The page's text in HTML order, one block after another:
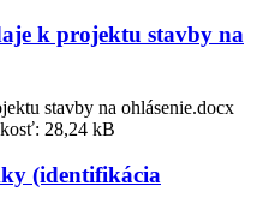
k projektu stavby na
stavby na ohlásenie.docx
28,24 kB
(identifikácia